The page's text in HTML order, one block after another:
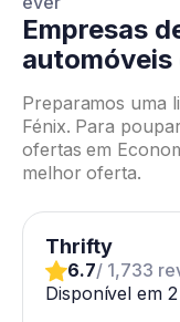
Empresas
automóveis
Preparamos uma
Fénix. Para
ofertas em
melhor oferta.
Thrifty
6.7/ 1,733
Disponível em